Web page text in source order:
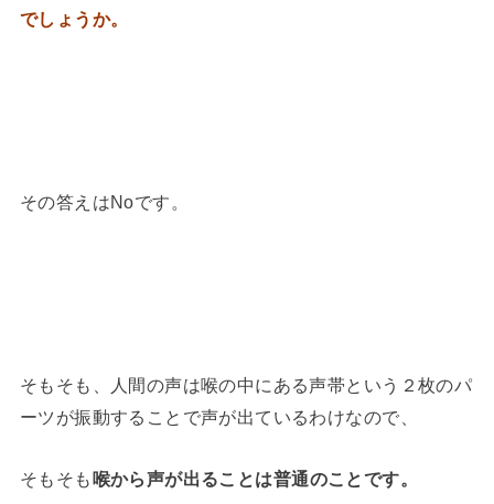
でしょうか。
その答えはNoです。
そもそも、人間の声は喉の中にある声帯という２枚のパ
ーツが振動することで声が出ているわけなので、
そもそも喉から声が出ることは普通のことです。